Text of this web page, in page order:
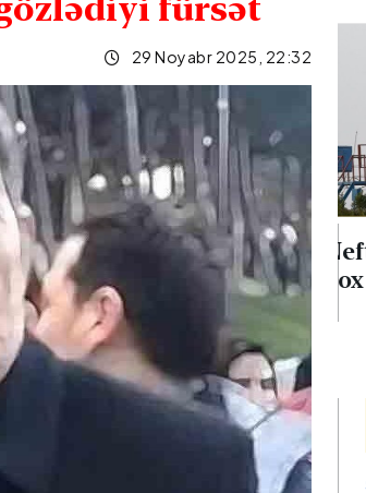
fürsət
29 Noyabr 2025, 22:32
Neft qiymətləri 5 %-dən
çox aşağı düşüb